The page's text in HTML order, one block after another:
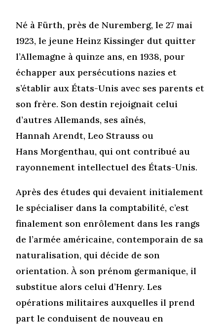
Né à Fürth, près de Nuremberg, le 27 mai
1923, le jeune Heinz Kissinger dut quitter
l’Allemagne à quinze ans, en 1938, pour
échapper aux persécutions nazies et
s’établir aux États-Unis avec ses parents et
son frère. Son destin rejoignait celui
d’autres Allemands, ses aînés,
Hannah Arendt, Leo Strauss ou
Hans Morgenthau, qui ont contribué au
rayonnement intellectuel des États-Unis.
Après des études qui devaient initialement
le spécialiser dans la comptabilité, c’est
finalement son enrôlement dans les rangs
de l’armée américaine, contemporain de sa
naturalisation, qui décide de son
orientation. À son prénom germanique, il
substitue alors celui d’Henry. Les
opérations militaires auxquelles il prend
part le conduisent de nouveau en